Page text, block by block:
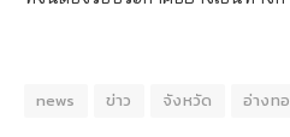
news ข่าว จังหวัด อ่างท